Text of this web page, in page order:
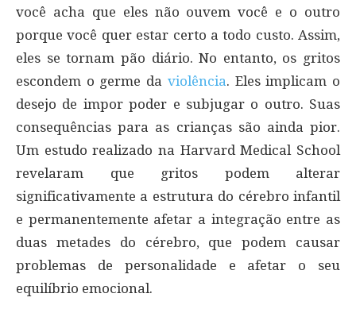
você acha que eles não ouvem você e o outro
porque você quer estar certo a todo custo. Assim,
eles se tornam pão diário. No entanto, os gritos
escondem o germe da violência. Eles implicam o
desejo de impor poder e subjugar o outro. Suas
consequências para as crianças são ainda pior.
Um estudo realizado na Harvard Medical School
revelaram que gritos podem alterar
significativamente a estrutura do cérebro infantil
e permanentemente afetar a integração entre as
duas metades do cérebro, que podem causar
problemas de personalidade e afetar o seu
equilíbrio emocional.